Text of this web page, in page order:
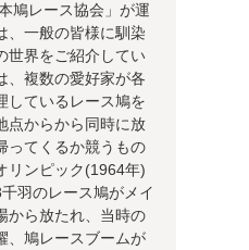
鳩レース協会」が運
、一般の皆様に馴染
世界をご紹介してい
、複数の愛好家が各
しているレース鳩を
点からから同時に放
ってくるか競うもの
リンピック(1964年)
羽のレース鳩がメイ
から放たれ、当時の
、鳩レースブームが